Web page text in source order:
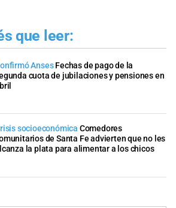
que leer:
Anses Fechas de pago de la
cuota de jubilaciones y pensiones en
socioeconómica Comedores
de Santa Fe advierten que no les
la plata para alimentar a los chicos